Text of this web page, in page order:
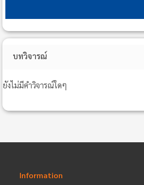
บทวิจารณ์
ยังไม่มีคำวิจารณ์ใดๆ
Information